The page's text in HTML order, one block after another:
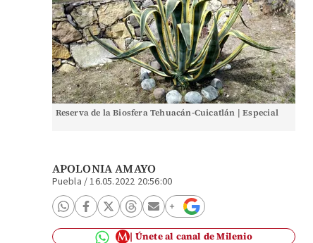
Reserva de la Biosfera Tehuacán-Cuicatlán | Especial
APOLONIA AMAYO
Puebla /16.05.2022 20:56:00
Únete al canal de Milenio